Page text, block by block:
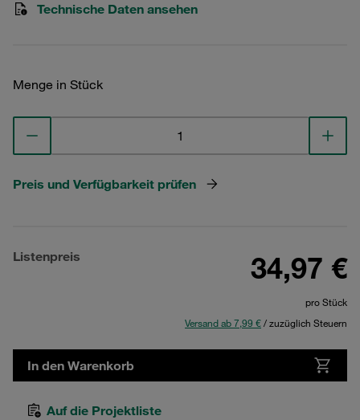
Technische Daten ansehen
Menge in Stück
Preis und Verfügbarkeit prüfen
Listenpreis 34,97 €
pro Stück
Versand ab 7,99 €/ zuzüglich Steuern
In den Warenkorb
Auf die Projektliste